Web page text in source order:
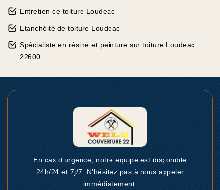
Entretien de toiture Loudeac
Etanchéité de toiture Loudeac
Spécialiste en résine et peinture sur toiture Loudeac
22600
En cas d’urgence, notre équipe est disponible
24h/24 et 7j/7. N’hésitez pas à nous appeler
immédiatement.